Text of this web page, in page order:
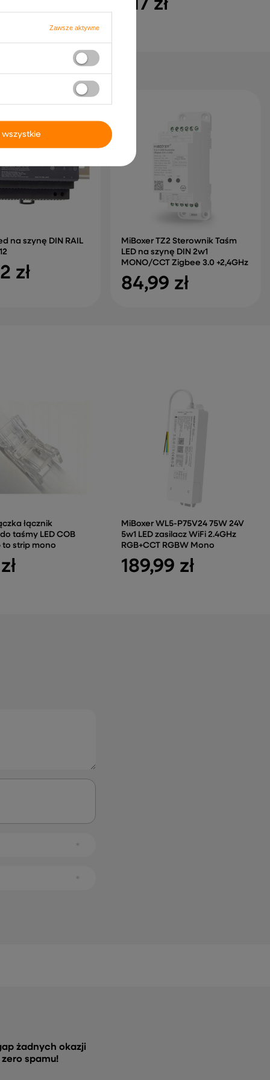
81,17 zł
na szynę DIN RAIL
zł
MiBoxer TZ2 Sterownik Taśm
LED na szynę DIN 2w1
MONO/CCT Zigbee 3.0 +2,4GHz
84,99 zł
łącznik
taśmy LED COB
to strip mono
MiBoxer WL5-P75V24 75W 24V
5w1 LED zasilacz WiFi 2.4GHz
RGB+CCT RGBW Mono
189,99 zł
żadnych okazji
spamu!
Zawsze aktywne